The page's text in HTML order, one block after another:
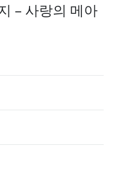
– 사랑의 메아